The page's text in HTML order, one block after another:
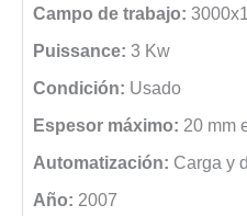
Campo de trabajo:
Puissance: 3 Kw
Condición: Usado
Espesor máximo: 20 mm
Automatización: Carga y
Año: 2007